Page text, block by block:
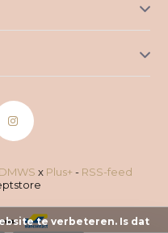
DMWS x Plus+ - RSS-feed
te verbeteren. Is dat